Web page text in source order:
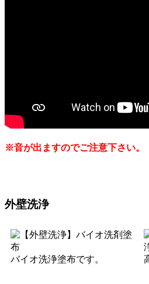
※音が出ますのでご注意下さい。
外壁洗浄
バイオ洗浄塗布です。